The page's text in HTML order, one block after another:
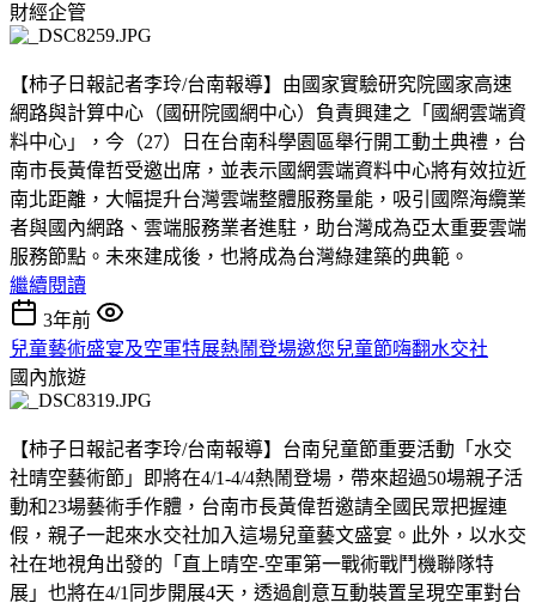
財經企管
【柿子日報記者李玲/台南報導】由國家實驗研究院國家高速
網路與計算中心（國研院國網中心）負責興建之「國網雲端資
料中心」，今（27）日在台南科學園區舉行開工動土典禮，台
南市長黃偉哲受邀出席，並表示國網雲端資料中心將有效拉近
南北距離，大幅提升台灣雲端整體服務量能，吸引國際海纜業
者與國內網路、雲端服務業者進駐，助台灣成為亞太重要雲端
服務節點。未來建成後，也將成為台灣綠建築的典範。
繼續閱讀
3年前
兒童藝術盛宴及空軍特展熱鬧登場邀您兒童節嗨翻水交社
國內旅遊
【柿子日報記者李玲/台南報導】台南兒童節重要活動「水交
社晴空藝術節」即將在4/1-4/4熱鬧登場，帶來超過50場親子活
動和23場藝術手作體，台南市長黃偉哲邀請全國民眾把握連
假，親子一起來水交社加入這場兒童藝文盛宴。此外，以水交
社在地視角出發的「直上晴空-空軍第一戰術戰鬥機聯隊特
展」也將在4/1同步開展4天，透過創意互動裝置呈現空軍對台